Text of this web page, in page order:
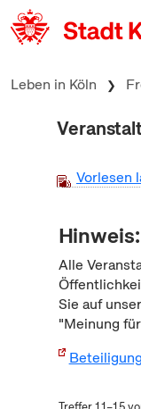
zum Inhalt springen
Leben in Köln
Vorlesen
Hinweis:
Alle
Sie auf
"Meinung